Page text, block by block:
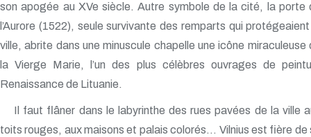
son apogée au XVe siècle. Autre symbole de la cité, la porte
l’Aurore (1522), seule survivante des remparts qui
ville, abrite dans une minuscule chapelle une icône miraculeuse
la Vierge Marie, l’un des plus célèbres ouvrages de
Renaissance de Lituanie.
Il faut flâner dans le labyrinthe des rues pavées de la ville
toits rouges, aux maisons et palais colorés… Vilnius est fière de